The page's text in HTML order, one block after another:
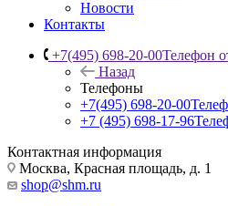
Новости
Контакты
+7(495) 698-20-00Телефон
Назад
Телефоны
+7(495) 698-20-00
+7 (495) 698-17-96
Контактная информация
Москва, Красная площадь, д. 1
shop@shm.ru